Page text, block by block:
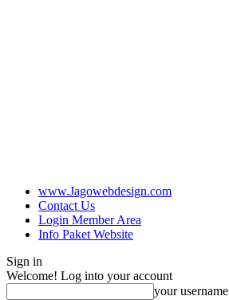
www.Jagowebdesign.com
Contact Us
Login Member Area
Info Paket Website
Sign in
Welcome! Log into your account
your username